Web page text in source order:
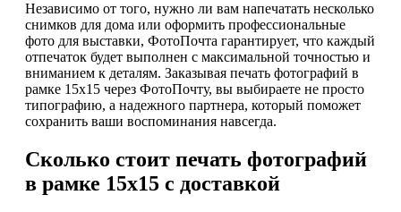
Независимо от того, нужно ли вам напечатать несколько
снимков для дома или оформить профессиональные
фото для выставки, ФотоПочта гарантирует, что каждый
отпечаток будет выполнен с максимальной точностью и
вниманием к деталям. Заказывая печать фотографий в
рамке 15х15 через ФотоПочту, вы выбираете не просто
типографию, а надежного партнера, который поможет
сохранить ваши воспоминания навсегда.
Сколько стоит печать фотографий
в рамке 15х15 с доставкой